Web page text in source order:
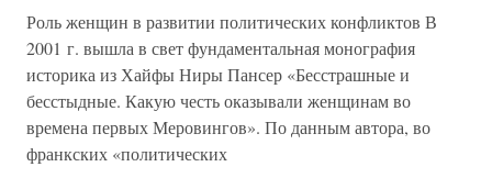
Роль женщин в развитии политических конфликтов В
2001 г. вышла в свет фундаментальная монография
историка из Хайфы Ниры Пансер «Бесстрашные и
бесстыдные. Какую честь оказывали женщинам во
времена первых Меровингов». По данным автора, во
франкских «политических